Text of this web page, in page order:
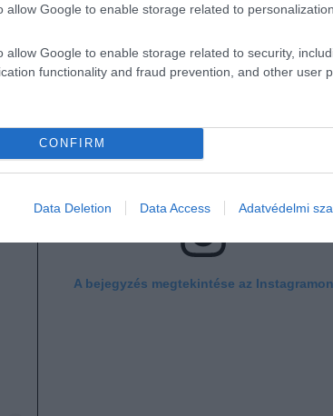
allow Google to enable storage related to personalization.
allow Google to enable storage related to security,
functionality and fraud prevention, and other user
CONFIRM
Data Deletion Data Access Adatvédelmi
A bejegyzés megtekintése az Instagramon